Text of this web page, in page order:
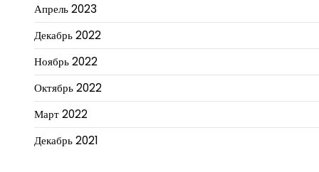
Апрель 2023
Декабрь 2022
Ноябрь 2022
Октябрь 2022
Март 2022
Декабрь 2021